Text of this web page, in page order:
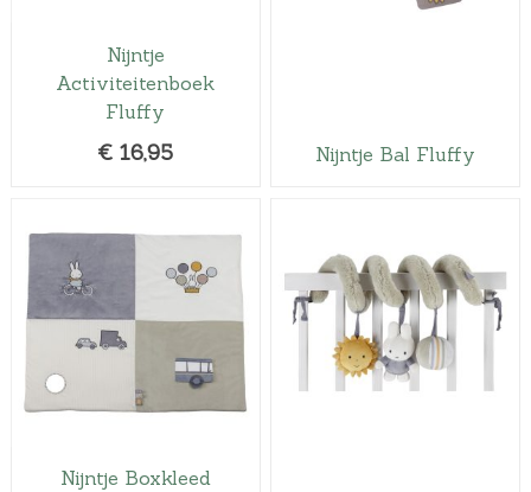
Nijntje
Activiteitenboek
Fluffy
€ 16,95 Nijntje Bal Fluffy
Nijntje Boxkleed